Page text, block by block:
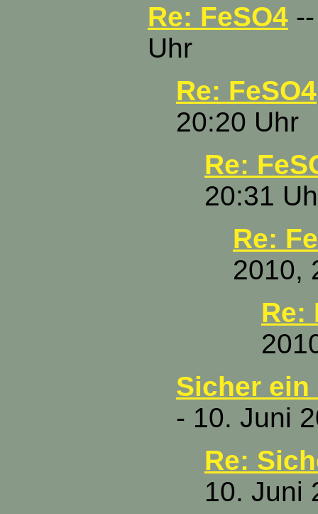
Re: FeSO4
Uhr
Re: FeSO4
20:20 Uhr
Re:
20:31
Re:
2010,
Re:
Sicher
- 10. Juni
Re:
10. Juni